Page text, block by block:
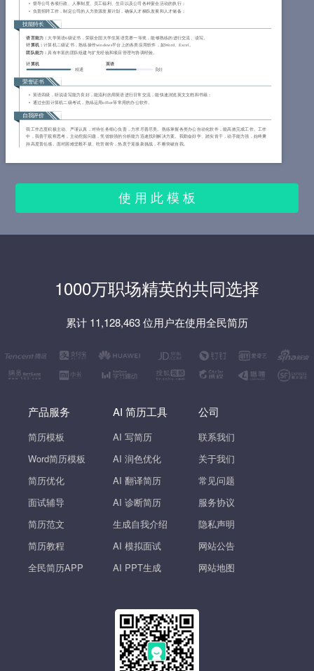
督导公司各项行政、人事制度、员工福利、生日以及公司各种宴会活动的执行；
负责招聘工作，制定公司的人力资源发展计划，确保人才梯队发展和人才储备；
技能特长
语言能力：大学英语6级证书，荣获全国大学生英语竞赛一等奖，能够熟练的进行交流、读写。
计算机：计算机二级证书，熟练操作windows平台上的各类应用软件，如Word、Excel。
团队能力： 具有丰富的团队组建与扩充经验和项目管理与协调经验。
计算机
精通
英语
良好
荣誉证书
英语四级，听说读写能力良好，能流利的用英语进行日常交流，能快速浏览英文文档和书籍；
通过全国计算机二级考试，熟练运用office等常用的办公软件。
自我评价
我工作态度积极主动、严谨认真，对待任务细心负责，力求尽善尽美。熟练掌握各类办公自动化软件，能高效完成工作。工作
中，我善于观察思考，主动挖掘问题，凭借较强的分析能力迅速找到解决方案。我勤奋好学、踏实肯干，动手能力强，始终秉
持高度责任感。面对困难坚毅不拔、吃苦耐劳，热衷于迎接新挑战，不断突破自我。
使 用 此 模 板
1000万职场精英的共同选择
累计 11,128,463 位用户在使用全民简历
产品服务
简历模板
Word简历模板
简历优化
面试辅导
简历范文
简历教程
全民简历APP
AI 简历工具
AI 写简历
AI 润色优化
AI 翻译简历
AI 诊断简历
生成自我介绍
AI 模拟面试
AI PPT生成
公司
联系我们
关于我们
常见问题
服务协议
隐私声明
网站公告
网站地图